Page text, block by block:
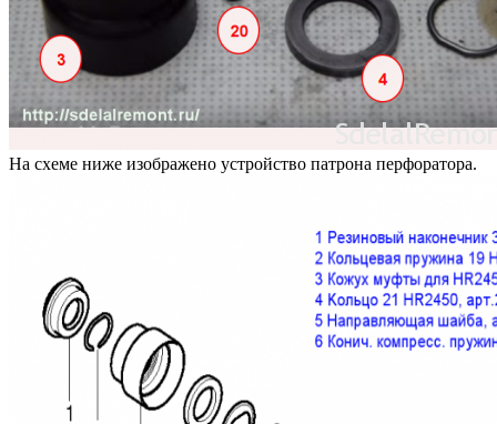
На схеме ниже изображено устройство патрона перфоратора.